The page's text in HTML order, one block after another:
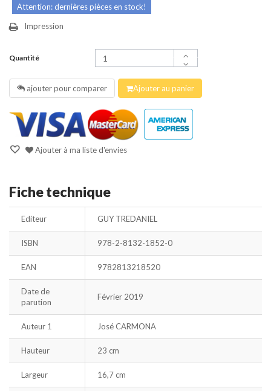
Attention: dernières pièces en stock!
Impression
Quantité
ajouter pour comparer Ajouter au panier
Ajouter à ma liste d'envies
Fiche technique
Editeur GUY TREDANIEL
ISBN 978-2-8132-1852-0
EAN 9782813218520
Date de
parution
Février 2019
Auteur 1 José CARMONA
Hauteur 23 cm
Largeur 16,7 cm